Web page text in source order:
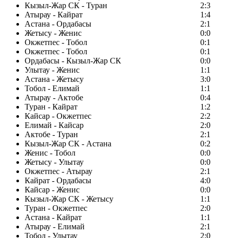
Кызыл-Жар СК - Туран
2:3
Атырау - Кайрат
1:4
Астана - Ордабасы
2:1
Жетысу - Женис
0:0
Окжетпес - Тобол
0:1
Окжетпес - Тобол
0:1
Ордабасы - Кызыл-Жар СК
0:0
Улытау - Женис
1:1
Астана - Жетысу
3:0
Тобол - Елимай
1:1
Атырау - Актобе
0:4
Туран - Кайрат
1:2
Кайсар - Окжетпес
2:2
Елимай - Кайсар
2:0
Актобе - Туран
2:1
Кызыл-Жар СК - Астана
0:2
Женис - Тобол
0:0
Жетысу - Улытау
0:0
Окжетпес - Атырау
2:1
Кайрат - Ордабасы
4:0
Кайсар - Женис
0:0
Кызыл-Жар СК - Жетысу
1:1
Туран - Окжетпес
2:0
Астана - Кайрат
1:1
Атырау - Елимай
2:1
Тобол - Улытау
2:0